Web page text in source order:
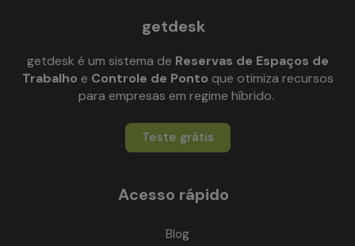
getdesk
getdesk é um sistema de Reservas de Espaços de
Trabalho e Controle de Ponto que otimiza recursos
para empresas em regime híbrido.
Teste grátis
Acesso rápido
Blog